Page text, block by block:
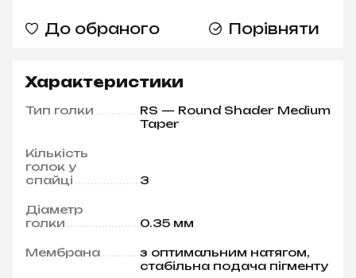
До обраного Порівняти
Характеристики
Тип голки
RS — Round Shader Medium
Taper
Кількість
голок у
спайці
3
Діаметр
голки
0.35 мм
Мембрана
з оптимальним натягом,
стабільна подача пігменту